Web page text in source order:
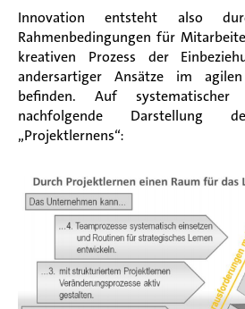
Innovation entsteht also
Rahmenbedingungen für
kreativen Prozess der
andersartiger Ansätze im agilen
befinden. Auf
nachfolgende Darstellung
„Projektlernens“: